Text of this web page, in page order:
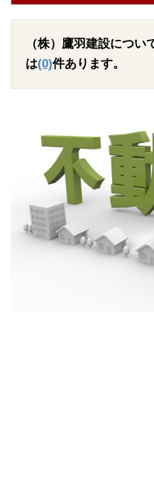
（株）鷹羽建設につ
は(0)件あります。